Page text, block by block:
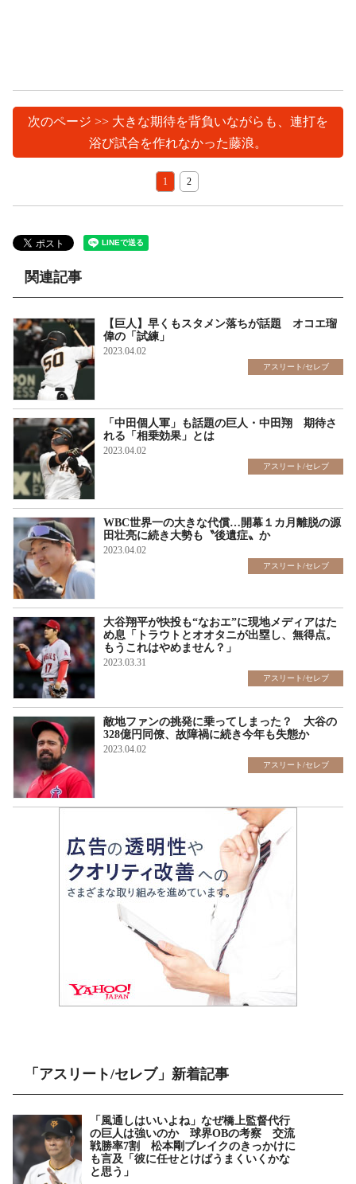
次のページ >> 大きな期待を背負いながらも、連打を
浴び試合を作れなかった藤浪。
1 2
関連記事
【巨人】早くもスタメン落ちが話題 オコエ瑠
偉の「試練」
2023.04.02
アスリート/セレブ
「中田個人軍」も話題の巨人・中田翔 期待さ
れる「相乗効果」とは
2023.04.02
アスリート/セレブ
WBC世界一の大きな代償…開幕１カ月離脱の源
田壮亮に続き大勢も〝後遺症〟か
2023.04.02
アスリート/セレブ
大谷翔平が快投も“なおエ”に現地メディアはた
め息「トラウトとオオタニが出塁し、無得点。
もうこれはやめません？」
2023.03.31
アスリート/セレブ
敵地ファンの挑発に乗ってしまった？ 大谷の
328億円同僚、故障禍に続き今年も失態か
2023.04.02
アスリート/セレブ
「アスリート/セレブ」新着記事
「風通しはいいよね」なぜ橋上監督代行
の巨人は強いのか 球界OBの考察 交流
戦勝率7割 松本剛ブレイクのきっかけに
も言及「彼に任せとけばうまくいくかな
と思う」